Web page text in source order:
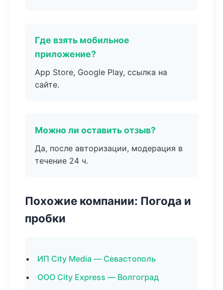
Где взять мобильное
приложение?
App Store, Google Play, ссылка на
сайте.
Можно ли оставить отзыв?
Да, после авторизации, модерация в
течение 24 ч.
Похожие компании: Погода и
пробки
ИП City Media — Севастополь
ООО City Express — Волгоград